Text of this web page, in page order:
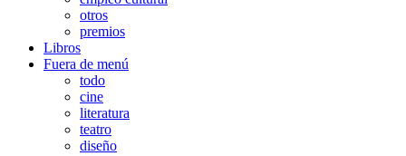
otros
premios
Libros
Fuera de menú
todo
cine
literatura
teatro
diseño